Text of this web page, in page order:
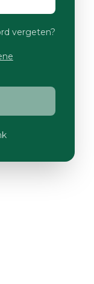
vergeten?